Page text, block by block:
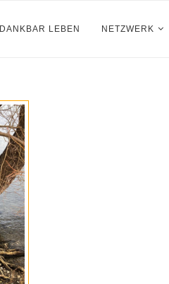
DANKBAR LEBEN NETZWERK